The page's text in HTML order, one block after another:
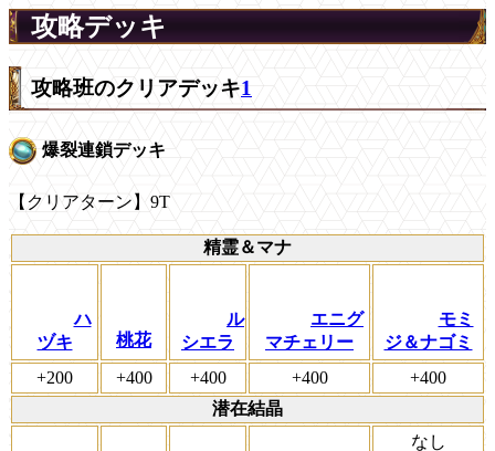
攻略デッキ
攻略班のクリアデッキ1
爆裂連鎖デッキ
【クリアターン】9T
精霊＆マナ
ハ
ヅキ
桃花
ル
シエラ
エニグ
マチェリー
モミ
ジ＆ナゴミ
+200
+400 +400 +400
+400
潜在結晶
なし